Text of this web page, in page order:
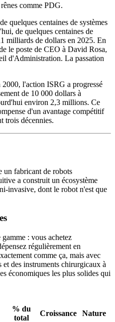
comme PDG.
quelques centaines de systèmes
de quelques centaines de
milliards de dollars en 2025. En
le poste de CEO à David Rosa,
d'Administration. La passation
l'action ISRG a progressé
de 10 000 dollars à
environ 2,3 millions. Ce
d'un avantage compétitif
trois décennies.
un fabricant de robots
a construit un écosystème
invasive, dont le robot n'est que
: vous achetez
régulièrement en
comme ça, mais avec
des instruments chirurgicaux à
économiques les plus solides qui
% du
total
Croissance Nature